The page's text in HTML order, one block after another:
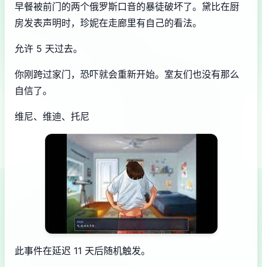
早餐被前门的两个俄罗斯口音的暴徒破坏了。黛比在厨
房发表声明时，珍妮在走廊里有自己的看法。
允许 5 天过去。
你刚跨过家门，恐吓就会重新开始。室友们也没有那么
自信了。
维尼、维迪、托尼
此事件在延迟 11 天后随机触发。